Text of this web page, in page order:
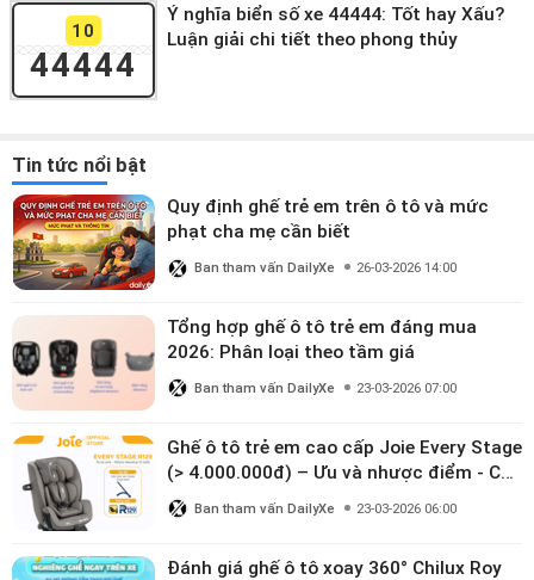
10
44444
Ý nghĩa biển số xe 44444: Tốt hay Xấu?
Luận giải chi tiết theo phong thủy
Tin tức nổi bật
Quy định ghế trẻ em trên ô tô và mức
phạt cha mẹ cần biết
Ban tham vấn DailyXe 26-03-2026 14:00
Tổng hợp ghế ô tô trẻ em đáng mua
2026: Phân loại theo tầm giá
Ban tham vấn DailyXe 23-03-2026 07:00
Ghế ô tô trẻ em cao cấp Joie Every Stage
(> 4.000.000đ) – Ưu và nhược điểm - Có
đáng đầu tư cho bé từ 0–12 tuổi?
Ban tham vấn DailyXe 23-03-2026 06:00
Đánh giá ghế ô tô xoay 360° Chilux Roy